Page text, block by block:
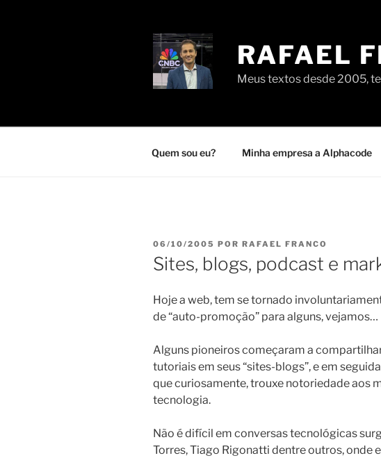
RAFAEL
Meus textos desde 2005,
Quem sou eu? Minha empresa a Alphacode
PUBLICADO
EM
06/10/2005 POR RAFAEL FRANCO
Sites, blogs, podcast e
Hoje a web, tem se tornado
de “auto-promoção” para alguns, vejamos…
Alguns pioneiros começaram a
tutoriais em seus “sites-blogs”, e em
que curiosamente, trouxe notoriedade aos
tecnologia.
Não é difícil em conversas tecnológicas
Torres, Tiago Rigonatti dentre outros, onde